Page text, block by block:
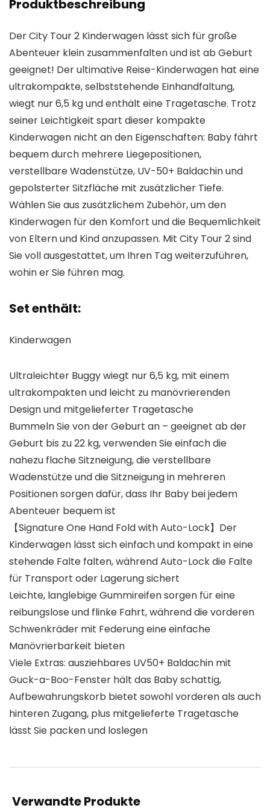
Produktbeschreibung
Der City Tour 2 Kinderwagen lässt sich für große
Abenteuer klein zusammenfalten und ist ab Geburt
geeignet! Der ultimative Reise-Kinderwagen hat eine
ultrakompakte, selbststehende Einhandfaltung,
wiegt nur 6,5 kg und enthält eine Tragetasche. Trotz
seiner Leichtigkeit spart dieser kompakte
Kinderwagen nicht an den Eigenschaften: Baby fährt
bequem durch mehrere Liegepositionen,
verstellbare Wadenstütze, UV-50+ Baldachin und
gepolsterter Sitzfläche mit zusätzlicher Tiefe.
Wählen Sie aus zusätzlichem Zubehör, um den
Kinderwagen für den Komfort und die Bequemlichkeit
von Eltern und Kind anzupassen. Mit City Tour 2 sind
Sie voll ausgestattet, um Ihren Tag weiterzuführen,
wohin er Sie führen mag.
Set enthält:
Kinderwagen
Ultraleichter Buggy wiegt nur 6,5 kg, mit einem
ultrakompakten und leicht zu manövrierenden
Design und mitgelieferter Tragetasche
Bummeln Sie von der Geburt an – geeignet ab der
Geburt bis zu 22 kg, verwenden Sie einfach die
nahezu flache Sitzneigung, die verstellbare
Wadenstütze und die Sitzneigung in mehreren
Positionen sorgen dafür, dass Ihr Baby bei jedem
Abenteuer bequem ist
【Signature One Hand Fold with Auto-Lock】Der
Kinderwagen lässt sich einfach und kompakt in eine
stehende Falte falten, während Auto-Lock die Falte
für Transport oder Lagerung sichert
Leichte, langlebige Gummireifen sorgen für eine
reibungslose und flinke Fahrt, während die vorderen
Schwenkräder mit Federung eine einfache
Manövrierbarkeit bieten
Viele Extras: ausziehbares UV50+ Baldachin mit
Guck-a-Boo-Fenster hält das Baby schattig,
Aufbewahrungskorb bietet sowohl vorderen als auch
hinteren Zugang, plus mitgelieferte Tragetasche
lässt Sie packen und loslegen
Verwandte Produkte